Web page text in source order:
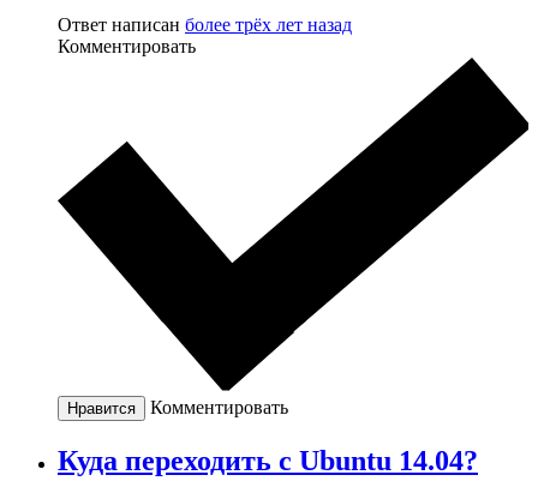
Ответ написан более трёх лет назад
Комментировать
Нравится Комментировать
Куда переходить с Ubuntu 14.04?